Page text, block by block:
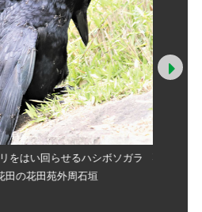
をはい回らせるハシボソガラ
田の花田苑外周石垣